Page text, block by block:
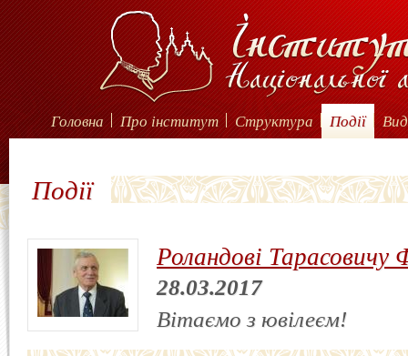
Головна Про інститут Структура Події
Події
Роландові Тарасовичу
28.03.2017
Вітаємо з ювілеєм!